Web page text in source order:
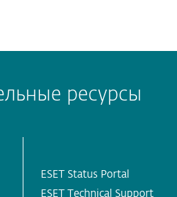
ресурсы
ESET Status Portal
ESET Technical Support